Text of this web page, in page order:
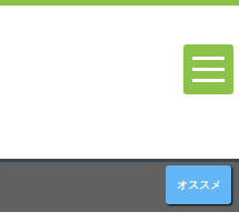
オススメ